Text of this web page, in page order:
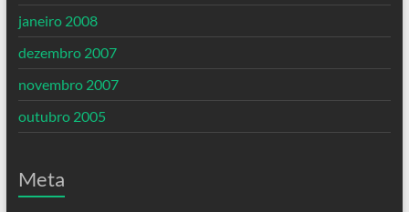
janeiro 2008
dezembro 2007
novembro 2007
outubro 2005
Meta